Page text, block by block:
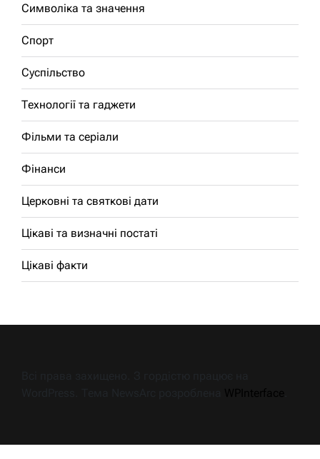
Символіка та значення
Спорт
Суспільство
Технології та гаджети
Фільми та серіали
Фінанси
Церковні та святкові дати
Цікаві та визначні постаті
Цікаві факти